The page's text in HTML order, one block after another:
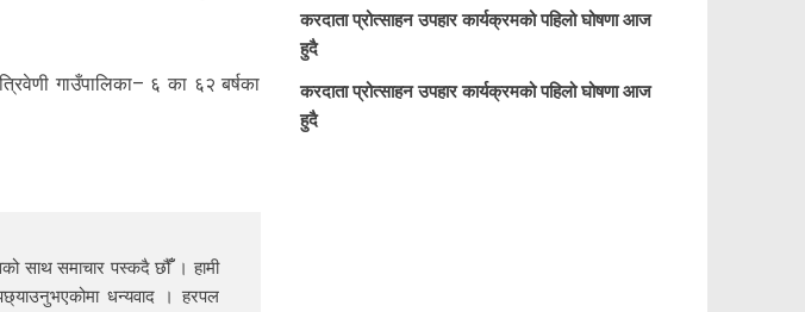
गाउँपालिका– ६ का ६२ बर्षका
साथ समाचार पस्कदै छौँँ । हामी
धन्यवाद । हरपल
करदाता प्रोत्साहन उपहार कार्यक्रमको पहिलो घोषणा आज
हुदै
करदाता प्रोत्साहन उपहार कार्यक्रमको पहिलो घोषणा आज
हुदै